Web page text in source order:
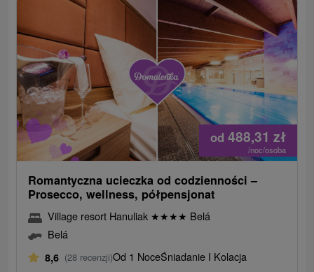
od 488,31 zł
/noc/osoba
Romantyczna ucieczka od codzienności –
Prosecco, wellness, półpensjonat
Village resort Hanuliak ★★★★ Belá
Belá
8,6 (28 recenzji)Od 1 NoceŚniadanie I Kolacja